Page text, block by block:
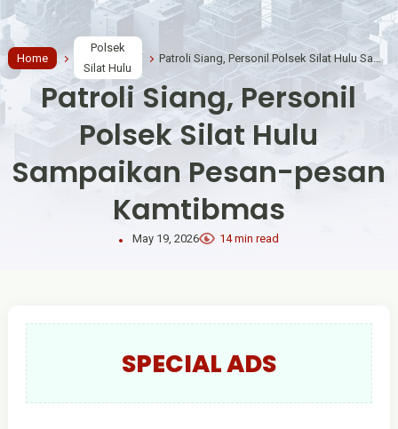
Home
Polsek
Silat Hulu
Patroli Siang, Personil Polsek Silat Hulu Sampaikan Pesan-pesan Kamtibmas
Patroli Siang, Personil
Polsek Silat Hulu
Sampaikan Pesan-pesan
Kamtibmas
May 19, 2026 14 min read
SPECIAL ADS